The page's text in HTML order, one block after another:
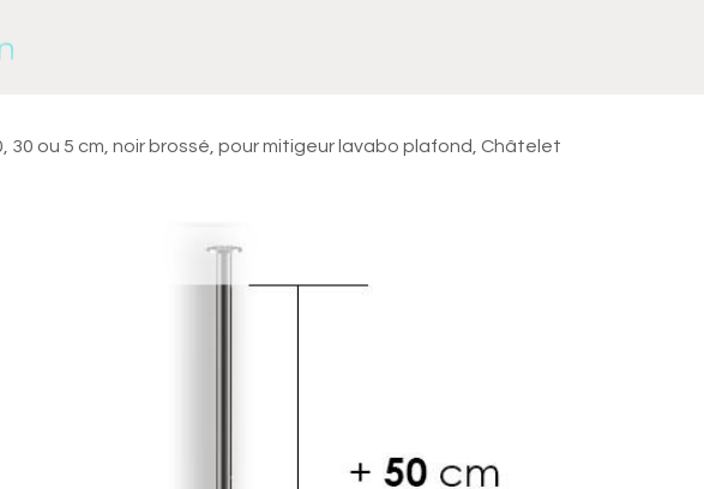
30 ou 5 cm, noir brossé, pour mitigeur lavabo plafond, Châtelet